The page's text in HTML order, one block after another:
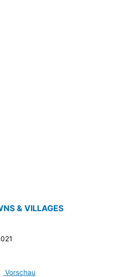
& VILLAGES
Vorschau